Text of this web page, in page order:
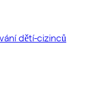
dětí-cizinců